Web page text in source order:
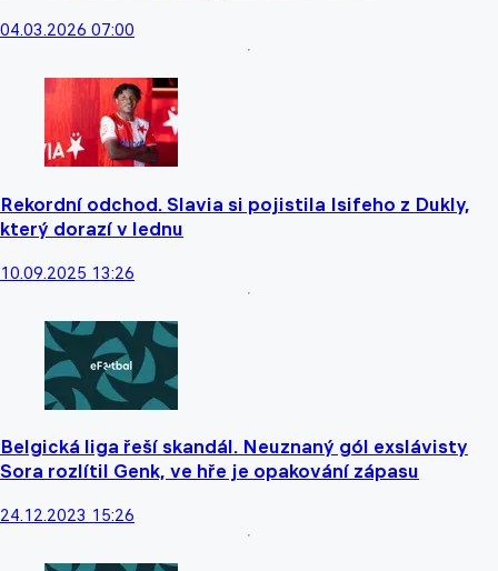
04.03.2026 07:00
Rekordní odchod. Slavia si pojistila Isifeho z Dukly,
který dorazí v lednu
10.09.2025 13:26
Belgická liga řeší skandál. Neuznaný gól exslávisty
Sora rozlítil Genk, ve hře je opakování zápasu
24.12.2023 15:26